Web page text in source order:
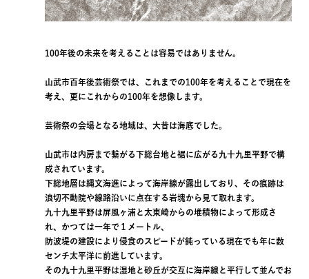
100年後の未来を考えることは容易ではありません。
山武市百年後芸術祭では、これまでの100年を考えることで現在を
考え、更にこれからの100年を想像します。
芸術祭の会場となる地域は、大昔は海底でした。
山武市は内房まで繋がる下総台地と裾に広がる九十九里平野で構
成されています。
下総地層は縄文海進によって海岸線が露出しており、その痕跡は
浪切不動院や線路沿いに点在する岩塊から見て取れます。
九十九里平野は屏風ヶ浦と太東崎からの堆積物によって形成さ
れ、かつては一年で１メートル、
防波堤の建設により侵食のスピードが鈍っている現在でも年に数
センチ太平洋に前進しています。
その九十九里平野は湿地と砂丘が交互に海岸線と平行して並んでお